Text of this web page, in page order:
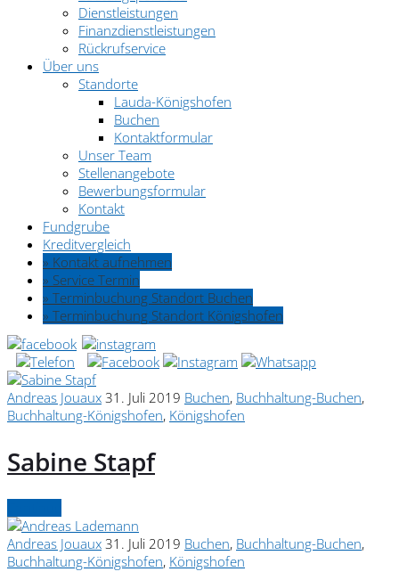
Dienstleistungen
Finanzdienstleistungen
Rückrufservice
Über uns
Standorte
Lauda-Königshofen
Buchen
Kontaktformular
Unser Team
Stellenangebote
Bewerbungsformular
Kontakt
Fundgrube
Kreditvergleich
» Kontakt aufnehmen
» Service Termin
» Terminbuchung Standort Buchen
» Terminbuchung Standort Königshofen
Andreas Jouaux 31. Juli 2019 Buchen, Buchhaltung-Buchen,
Buchhaltung-Königshofen, Königshofen
Sabine Stapf
Andreas Jouaux 31. Juli 2019 Buchen, Buchhaltung-Buchen,
Buchhaltung-Königshofen, Königshofen